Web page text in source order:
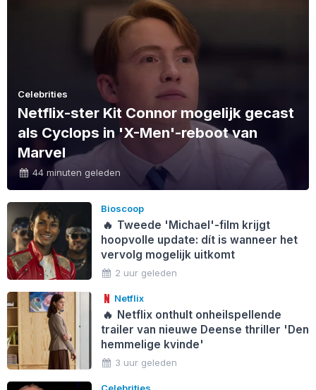
Celebrities
Netflix-ster Kit Connor mogelijk gecast
als Cyclops in 'X-Men'-reboot van
Marvel
44 minuten geleden
Bioscoop
🔥 Tweede 'Michael'-film krijgt
hoopvolle update: dít is wanneer het
vervolg mogelijk uitkomt
2 uur geleden
Netflix
🔥 Netflix onthult onheilspellende
trailer van nieuwe Deense thriller 'Den
hemmelige kvinde'
3 uur geleden